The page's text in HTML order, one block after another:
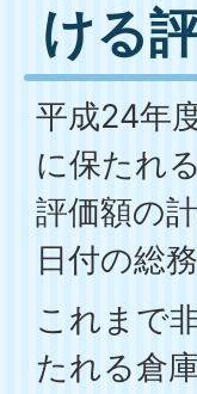
ける
平成24年
に保たれ
評価額の
日付の総
これまで
たれる倉